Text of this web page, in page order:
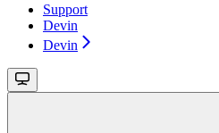
Support
Devin
Devin